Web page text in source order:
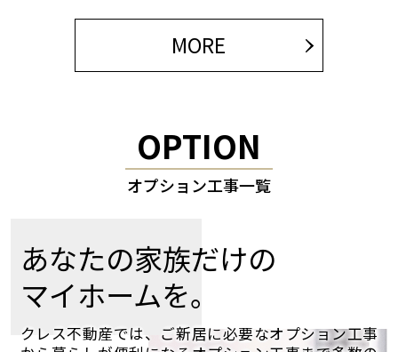
MORE
OPTION
オプション工事一覧
あなたの家族だけの
マイホームを。
クレス不動産では、ご新居に必要なオプション工事